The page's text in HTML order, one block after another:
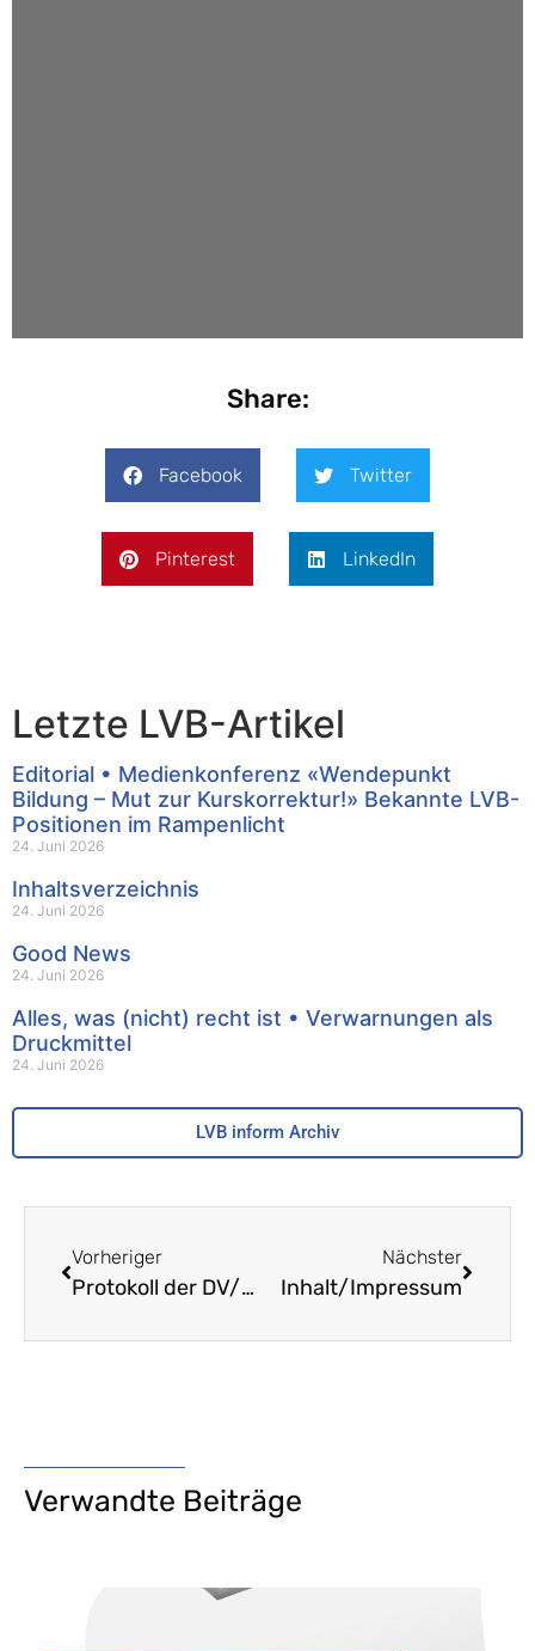
Share:
Facebook Twitter
Pinterest LinkedIn
Letzte LVB-Artikel
Editorial • Medienkonferenz «Wendepunkt
Bildung – Mut zur Kurskorrektur!» Bekannte LVB-
Positionen im Rampenlicht
24. Juni 2026
Inhaltsverzeichnis
24. Juni 2026
Good News
24. Juni 2026
Alles, was (nicht) recht ist • Verwarnungen als
Druckmittel
24. Juni 2026
LVB inform Archiv
Vorheriger
Protokoll der DV/MV vom 19. September 2012
Nächster
Inhalt/Impressum
Verwandte Beiträge